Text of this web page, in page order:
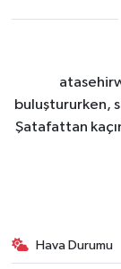
buluştururken,
Şatafattan
Hava Durumu